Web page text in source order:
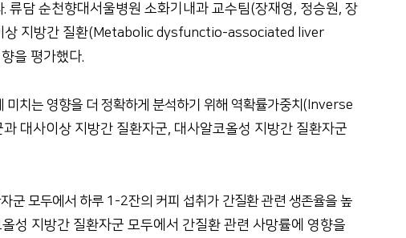
.류담 순천향대서울병원 소화기내과 교수팀(장재영, 정승원, 장
상 지방간 질환(Metabolic dysfunctio-associated liver
을 평가했다.
미치는 영향을 더 정확하게 분석하기 위해 역확률가중치(Inverse
대사이상 지방간 질환자군, 대사알코올성 지방간 질환자군
군 모두에서 하루 1-2잔의 커피 섭취가 간질환 관련 생존율을 높
성 지방간 질환자군 모두에서 간질환 관련 사망률에 영향을